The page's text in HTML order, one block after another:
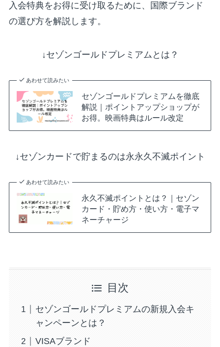
入会特典をお得に受け取るために、国際ブランド
の選び方を解説します。
↓セゾンゴールドプレミアムとは？
あわせて読みたい
セゾンゴールドプレミアムを徹底
解説｜ポイントアップショップが
お得。映画特典はルール改定
↓セゾンカードで貯まるのは永永久不滅ポイント
あわせて読みたい
永久不滅ポイントとは？｜セゾン
カード・貯め方・使い方・電子マ
ネーチャージ
目次
セゾンゴールドプレミアムの新規入会キ
ャンペーンとは？
VISAブランド